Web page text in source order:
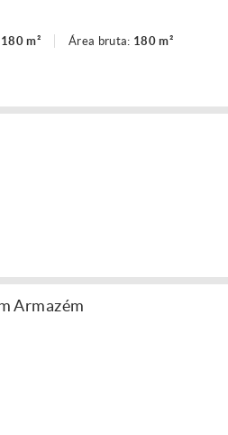
180 m² Área bruta: 180 m²
Armazém